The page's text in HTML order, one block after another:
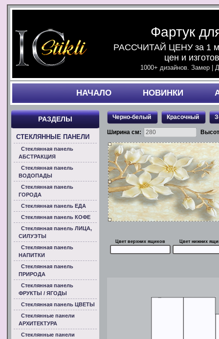
Фартук
РАССЧИТАЙ ЦЕНУ за 1
цен и
1000+ дизайнов. Замер |
НАЧАЛO НОВИНКИ
Черно-белый Красочный
Ширина см:
Цвет верхних ящиков Цвет нижних
РАЗДЕЛЫ
СТЕКЛЯННЫЕ ПАНЕЛИ
Стеклянная панель
АБСТРАКЦИЯ
Стеклянная панель
ВОДОПАДЫ
Стеклянная панель
ГОРОДА
Стеклянная панель ЕДА
Стеклянная панель КОФЕ
Стеклянная панель ЛИЦА,
СИЛУЭТЫ
Стеклянная панель
НАПИТКИ
Стеклянная панель
ПРИРОДА
Стеклянная панель
ФРУКТЫ / ЯГОДЫ
Стеклянная панель ЦВЕТЫ
Стеклянные панели
АРХИТЕКТУРА
Стеклянные панели